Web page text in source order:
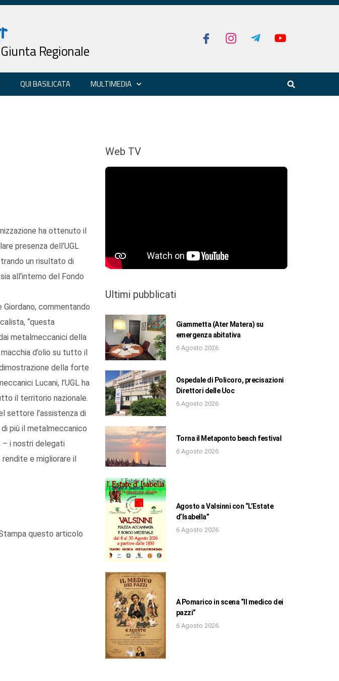
Regionale
QUI BASILICATA MULTIMEDIA
ha ottenuto il
presenza dell’UGL
un risultato di
all’interno del Fondo
commentando
“questa
metalmeccanici della
d’olio su tutto il
della forte
Lucani, l’UGL ha
il territorio nazionale.
settore l’assistenza di
più il metalmeccanico
– i nostri delegati
e migliorare il
questo articolo
Web TV
Ultimi pubblicati
Giammetta (Ater Matera) su
emergenza abitativa
6 Agosto 2026
Ospedale di Policoro, precisazioni
Direttori delle Uoc
6 Agosto 2026
Torna il Metaponto beach festival
6 Agosto 2026
Agosto a Valsinni con “L’Estate
d’Isabella”
6 Agosto 2026
A Pomarico in scena “Il medico dei
pazzi”
6 Agosto 2026